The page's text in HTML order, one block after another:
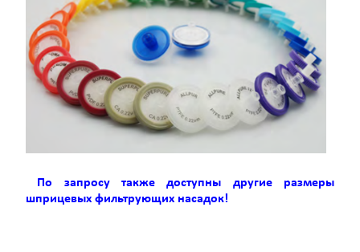
По запросу также доступны другие размеры
шприцевых фильтрующих насадок!